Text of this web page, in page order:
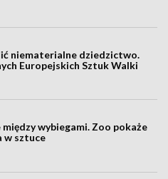
niematerialne dziedzictwo.
Europejskich Sztuk Walki
wybiegami. Zoo pokaże
w sztuce